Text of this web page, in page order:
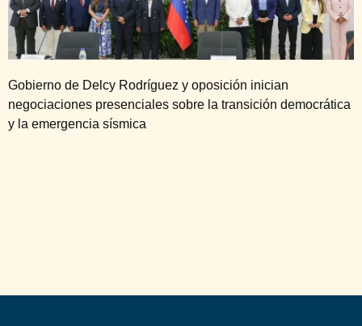
Gobierno de Delcy Rodríguez y oposición inician
negociaciones presenciales sobre la transición democrática
y la emergencia sísmica